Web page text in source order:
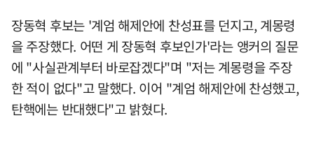
장동혁 후보는 '계엄 해제안에 찬성표를 던지고, 계몽령
을 주장했다. 어떤 게 장동혁 후보인가'라는 앵커의 질문
에 "사실관계부터 바로잡겠다"며 "저는 계몽령을 주장
한 적이 없다"고 말했다. 이어 "계엄 해제안에 찬성했고,
탄핵에는 반대했다"고 밝혔다.